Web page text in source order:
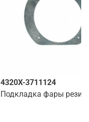
4320Х-3711124
Подкладка фары